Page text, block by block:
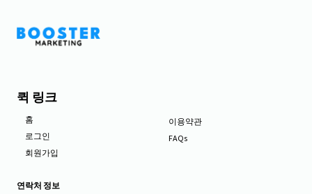
퀵 링크
홈
로그인
회원가입
이용약관
FAQs
연락처 정보